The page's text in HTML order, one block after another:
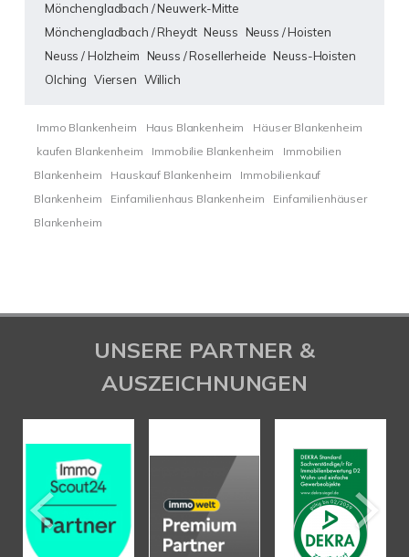
Mönchengladbach / Neuwerk-Mitte
Mönchengladbach / Rheydt Neuss Neuss / Hoisten
Neuss / Holzheim Neuss / Rosellerheide Neuss-Hoisten
Olching Viersen Willich
Immo Blankenheim Haus Blankenheim
Häuser Blankenheim
kaufen Blankenheim
Immobilie Blankenheim
Immobilien
Blankenheim
Hauskauf Blankenheim
Immobilienkauf
Blankenheim
Einfamilienhaus Blankenheim
Einfamilienhäuser
Blankenheim
UNSERE PARTNER &
AUSZEICHNUNGEN